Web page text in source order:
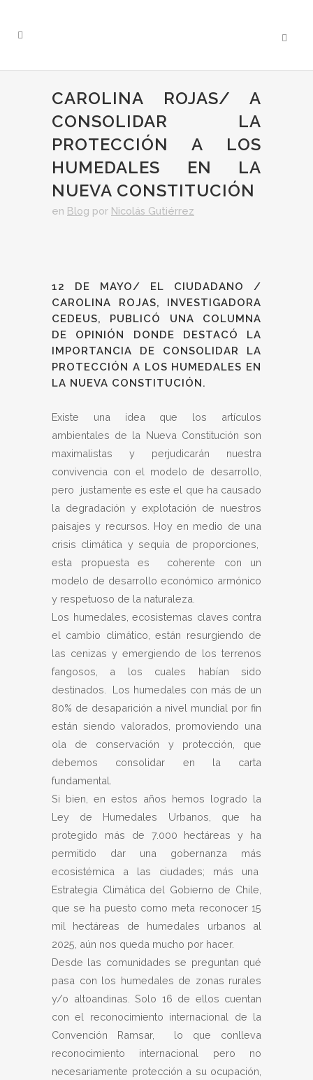
CAROLINA ROJAS/ A
CONSOLIDAR LA
PROTECCIÓN A LOS
HUMEDALES EN LA
NUEVA CONSTITUCIÓN
en Blog por Nicolás Gutiérrez
12 DE MAYO/ EL CIUDADANO /
CAROLINA ROJAS, INVESTIGADORA
CEDEUS, PUBLICÓ UNA COLUMNA
DE OPINIÓN DONDE DESTACÓ LA
IMPORTANCIA DE CONSOLIDAR LA
PROTECCIÓN A LOS HUMEDALES EN
LA NUEVA CONSTITUCIÓN.
Existe una idea que los artículos
ambientales de la Nueva Constitución son
maximalistas y perjudicarán nuestra
convivencia con el modelo de desarrollo,
pero justamente es este el que ha causado
la degradación y explotación de nuestros
paisajes y recursos. Hoy en medio de una
crisis climática y sequía de proporciones,
esta propuesta es coherente con un
modelo de desarrollo económico armónico
y respetuoso de la naturaleza.
Los humedales, ecosistemas claves contra
el cambio climático, están resurgiendo de
las cenizas y emergiendo de los terrenos
fangosos, a los cuales habían sido
destinados. Los humedales con más de un
80% de desaparición a nivel mundial por fin
están siendo valorados, promoviendo una
ola de conservación y protección, que
debemos consolidar en la carta
fundamental.
Si bien, en estos años hemos logrado la
Ley de Humedales Urbanos, que ha
protegido más de 7.000 hectáreas y ha
permitido dar una gobernanza más
ecosistémica a las ciudades; más una
Estrategia Climática del Gobierno de Chile,
que se ha puesto como meta reconocer 15
mil hectáreas de humedales urbanos al
2025, aún nos queda mucho por hacer.
Desde las comunidades se preguntan qué
pasa con los humedales de zonas rurales
y/o altoandinas. Solo 16 de ellos cuentan
con el reconocimiento internacional de la
Convención Ramsar, lo que conlleva
reconocimiento internacional pero no
necesariamente protección a su ocupación,